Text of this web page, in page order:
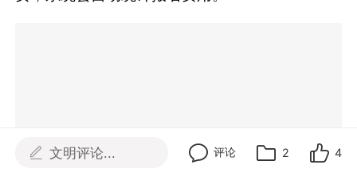
文明评论... 评论 2 4